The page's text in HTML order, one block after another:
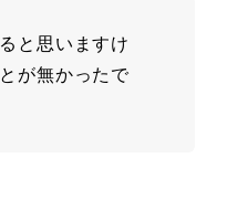
と思いますけ
が無かったで